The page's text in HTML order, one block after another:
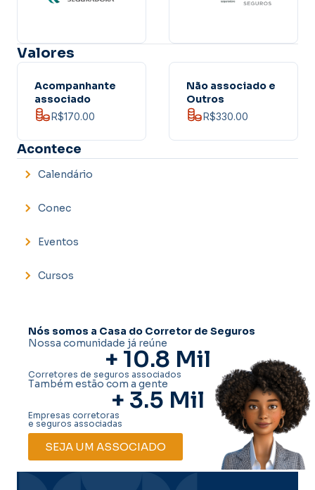
Valores
Acompanhante
associado
R$170.00
Não associado e
Outros
R$330.00
Acontece
Calendário
Conec
Eventos
Cursos
Nós somos a Casa do Corretor de Seguros
Nossa comunidade já reúne
+ 10.8 Mil
Corretores de seguros associados
Também estão com a gente
+ 3.5 Mil
Empresas corretoras
e seguros associadas
SEJA UM ASSOCIADO